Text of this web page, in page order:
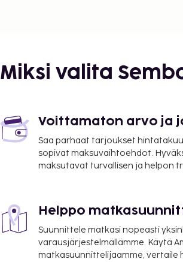
Miksi valita
Voittamaton arvo ja
Saa parhaat tarjoukset
sopivat maksuvaihtoehdot.
maksutavat turvallisen ja helpon
Helppo
Suunnittele matkasi nopeasti
varausjärjestelmällämme. Käytä
matkasuunnittelijaamme, vertaile